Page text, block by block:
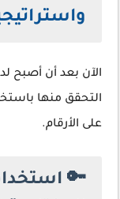
الآن بعد أن أصبح
التحقق منها
على الأرقام.
🔑